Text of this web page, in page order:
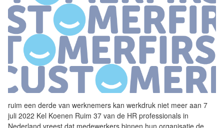
ruim een derde van werknemers kan werkdruk niet meer aan 7
juli 2022 Kel Koenen Ruim 37 van de HR professionals in
Nederland vreest dat medewerkers binnen hun organisatie de